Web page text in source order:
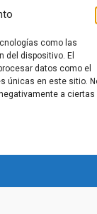
como las
del dispositivo. El
datos como el
únicas en este sitio.
a ciertas